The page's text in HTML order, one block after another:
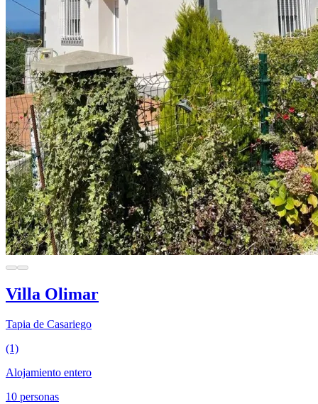
Villa Olimar
Tapia de Casariego
(1)
Alojamiento entero
10 personas